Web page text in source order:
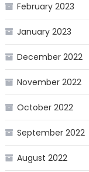
February 2023
January 2023
December 2022
November 2022
October 2022
September 2022
August 2022